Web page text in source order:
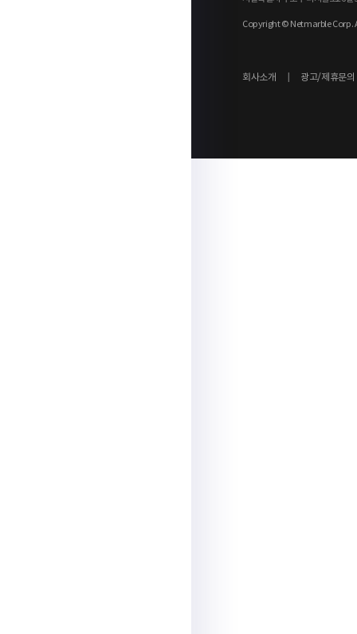
Copyright © Netmarble Corp.
회사소개 | 광고/제휴문의